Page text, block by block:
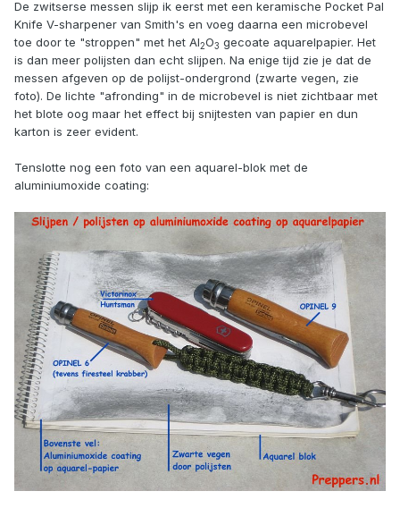
De zwitserse messen slijp ik eerst met een keramische Pocket Pal
Knife V-sharpener van Smith's en voeg daarna een microbevel
toe door te "stroppen" met het Al2O3 gecoate aquarelpapier. Het
is dan meer polijsten dan echt slijpen. Na enige tijd zie je dat de
messen afgeven op de polijst-ondergrond (zwarte vegen, zie
foto). De lichte "afronding" in de microbevel is niet zichtbaar met
het blote oog maar het effect bij snijtesten van papier en dun
karton is zeer evident.
Tenslotte nog een foto van een aquarel-blok met de
aluminiumoxide coating: